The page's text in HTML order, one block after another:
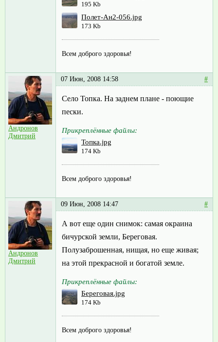
195 Kb
Полет-Ан2-056.jpg
173 Kb
Всем доброго здоровья!
Андронов
Дмитрий
07 Июн, 2008 14:58 #
Село Топка. На заднем плане - поющие
пески.
Прикреплённые файлы:
Топка.jpg
174 Kb
Всем доброго здоровья!
Андронов
Дмитрий
09 Июн, 2008 14:47 #
А вот еще один снимок: самая окраина
бичурской земли, Береговая.
Полузаброшенная, нищая, но еще живая;
на этой прекрасной и богатой земле.
Прикреплённые файлы:
Береговая.jpg
174 Kb
Всем доброго здоровья!